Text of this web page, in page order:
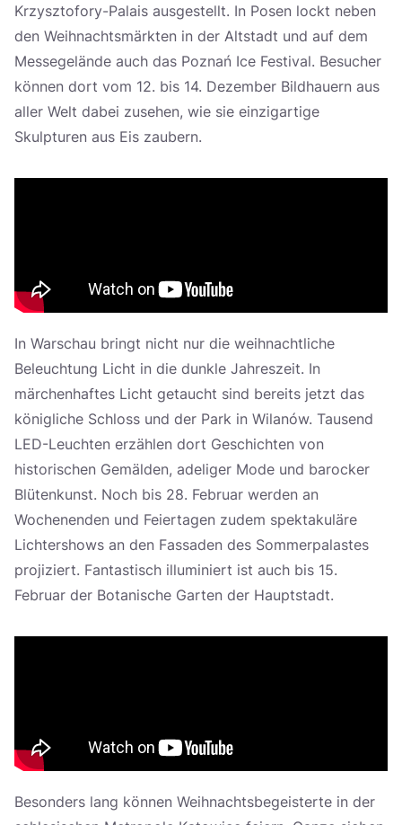
Krzysztofory-Palais ausgestellt. In Posen lockt neben
den Weihnachtsmärkten in der Altstadt und auf dem
Messegelände auch das Poznań Ice Festival. Besucher
können dort vom 12. bis 14. Dezember Bildhauern aus
aller Welt dabei zusehen, wie sie einzigartige
Skulpturen aus Eis zaubern.
In Warschau bringt nicht nur die weihnachtliche
Beleuchtung Licht in die dunkle Jahreszeit. In
märchenhaftes Licht getaucht sind bereits jetzt das
königliche Schloss und der Park in Wilanów. Tausend
LED-Leuchten erzählen dort Geschichten von
historischen Gemälden, adeliger Mode und barocker
Blütenkunst. Noch bis 28. Februar werden an
Wochenenden und Feiertagen zudem spektakuläre
Lichtershows an den Fassaden des Sommerpalastes
projiziert. Fantastisch illuminiert ist auch bis 15.
Februar der Botanische Garten der Hauptstadt.
Besonders lang können Weihnachtsbegeisterte in der